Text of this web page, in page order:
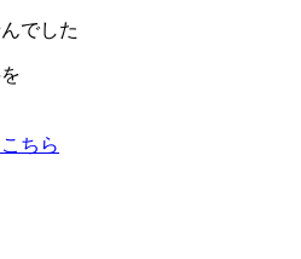
でした
ちら